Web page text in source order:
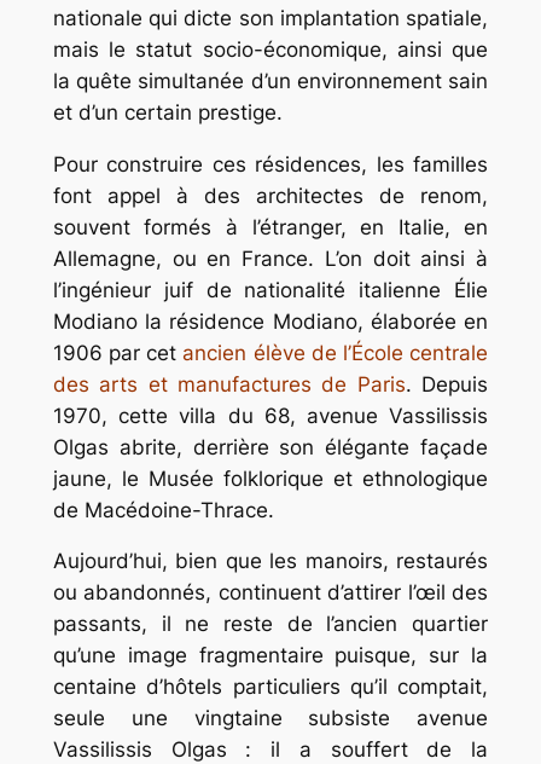
nationale qui dicte son implantation spatiale,
mais le statut socio-économique, ainsi que
la quête simultanée d’un environnement sain
et d’un certain prestige.
Pour construire ces résidences, les familles
font appel à des architectes de renom,
souvent formés à l’étranger, en Italie, en
Allemagne, ou en France. L’on doit ainsi à
l’ingénieur juif de nationalité italienne Élie
Modiano la résidence Modiano, élaborée en
1906 par cet ancien élève de l’École centrale
des arts et manufactures de Paris. Depuis
1970, cette villa du 68, avenue Vassilissis
Olgas abrite, derrière son élégante façade
jaune, le Musée folklorique et ethnologique
de Macédoine-Thrace.
Aujourd’hui, bien que les manoirs, restaurés
ou abandonnés, continuent d’attirer l’œil des
passants, il ne reste de l’ancien quartier
qu’une image fragmentaire puisque, sur la
centaine d’hôtels particuliers qu’il comptait,
seule une vingtaine subsiste avenue
Vassilissis Olgas : il a souffert de la